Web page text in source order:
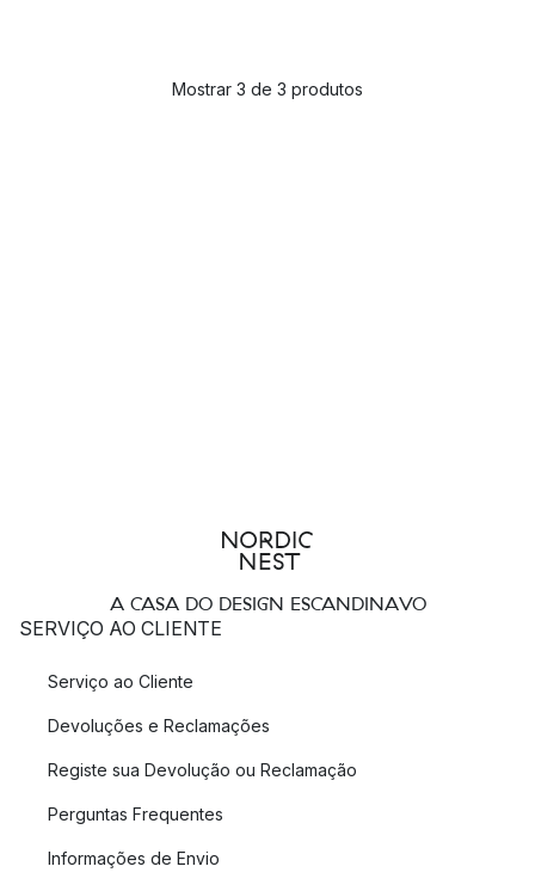
Mostrar 3 de 3 produtos
A CASA DO DESIGN ESCANDINAVO
SERVIÇO AO CLIENTE
Serviço ao Cliente
Devoluções e Reclamações
Registe sua Devolução ou Reclamação
Perguntas Frequentes
Informações de Envio